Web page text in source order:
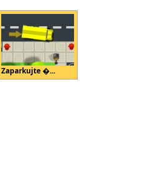
Zaparkujte �...